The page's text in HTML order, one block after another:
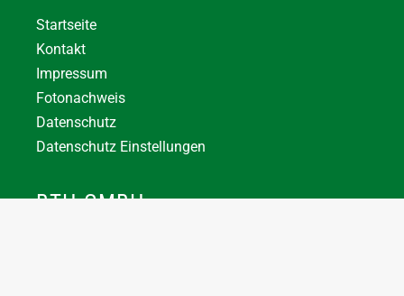
Startseite
Kontakt
Impressum
Fotonachweis
Datenschutz
Datenschutz Einstellungen
BTH GMBH